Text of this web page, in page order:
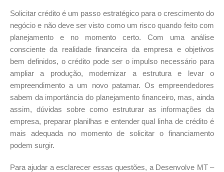
Solicitar crédito é um passo estratégico para o crescimento do
negócio e não deve ser visto como um risco quando feito com
planejamento e no momento certo. Com uma análise
consciente da realidade financeira da empresa e objetivos
bem definidos, o crédito pode ser o impulso necessário para
ampliar a produção, modernizar a estrutura e levar o
empreendimento a um novo patamar. Os empreendedores
sabem da importância do planejamento financeiro, mas, ainda
assim, dúvidas sobre como estruturar as informações da
empresa, preparar planilhas e entender qual linha de crédito é
mais adequada no momento de solicitar o financiamento
podem surgir.
Para ajudar a esclarecer essas questões, a Desenvolve MT –